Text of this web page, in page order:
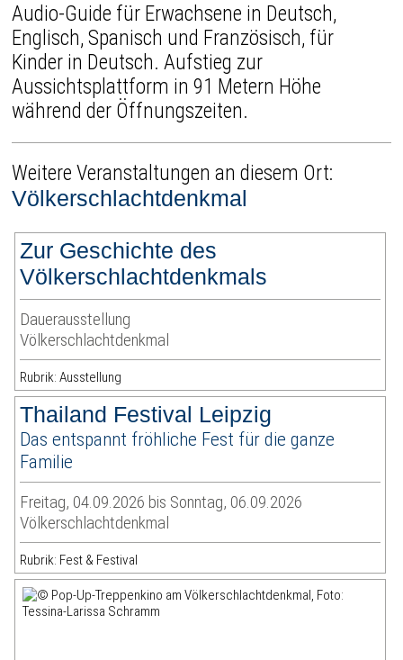
Audio-Guide für Erwachsene in Deutsch,
Englisch, Spanisch und Französisch, für
Kinder in Deutsch. Aufstieg zur
Aussichtsplattform in 91 Metern Höhe
während der Öffnungszeiten.
Weitere Veranstaltungen an diesem Ort:
Völkerschlachtdenkmal
Zur Geschichte des
Völkerschlachtdenkmals
Dauerausstellung
Völkerschlachtdenkmal
Rubrik: Ausstellung
Thailand Festival Leipzig
Das entspannt fröhliche Fest für die ganze
Familie
Freitag, 04.09.2026 bis Sonntag, 06.09.2026
Völkerschlachtdenkmal
Rubrik: Fest & Festival